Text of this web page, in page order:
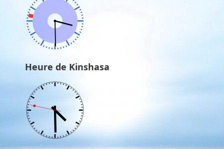
Heure de Kinshasa